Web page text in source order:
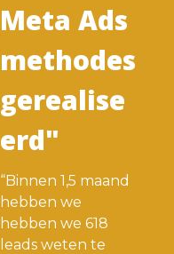
Meta Ads
methodes
gerealise
erd"
“Binnen 1,5 maand
hebben we
hebben we 618
leads weten te